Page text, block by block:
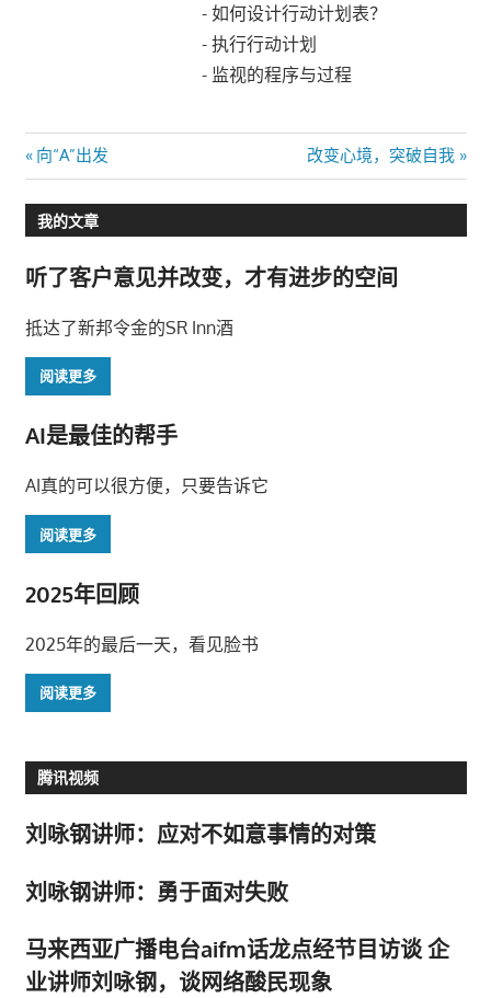
- 如何设计行动计划表？
- 执行行动计划
- 监视的程序与过程
文
章
导
航
Previous
Post:
向“A”出发
Next
Post:
改变心境，突破自我
我的文章
听了客户意见并改变，才有进步的空间
抵达了新邦令金的SR Inn酒
阅读更多
AI是最佳的帮手
AI真的可以很方便，只要告诉它
阅读更多
2025年回顾
2025年的最后一天，看见脸书
阅读更多
腾讯视频
刘咏钢讲师：应对不如意事情的对策
刘咏钢讲师：勇于面对失败
马来西亚广播电台aifm话龙点经节目访谈 企
业讲师刘咏钢，谈网络酸民现象